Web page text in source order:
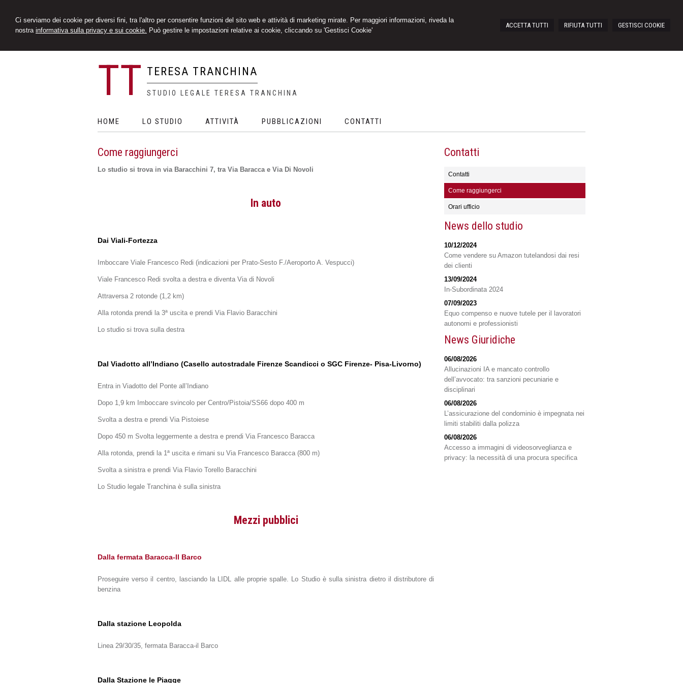
Ci serviamo dei cookie per diversi fini, tra l'altro per consentire funzioni del sito web e attività di marketing mirate. Per maggiori informazioni, riveda la
nostra informativa sulla privacy e sui cookie. Può gestire le impostazioni relative ai cookie, cliccando su 'Gestisci Cookie'
ACCETTA TUTTI RIFIUTA TUTTI GESTISCI COOKIE
TT TERESA TRANCHINA
STUDIO LEGALE TERESA TRANCHINA
HOME LO STUDIO ATTIVITÀ PUBBLICAZIONI CONTATTI
Come raggiungerci
Lo studio si trova in via Baracchini 7, tra Via Baracca e Via Di Novoli
In auto
Dai Viali-Fortezza
Imboccare Viale Francesco Redi (indicazioni per Prato-Sesto F./Aeroporto A. Vespucci)
Viale Francesco Redi svolta a destra e diventa Via di Novoli
Attraversa 2 rotonde (1,2 km)
Alla rotonda prendi la 3ª uscita e prendi Via Flavio Baracchini
Lo studio si trova sulla destra
Dal Viadotto all’Indiano (Casello autostradale Firenze Scandicci o SGC Firenze- Pisa-Livorno)
Entra in Viadotto del Ponte all’Indiano
Dopo 1,9 km Imboccare svincolo per Centro/Pistoia/SS66 dopo 400 m
Svolta a destra e prendi Via Pistoiese
Dopo 450 m Svolta leggermente a destra e prendi Via Francesco Baracca
Alla rotonda, prendi la 1ª uscita e rimani su Via Francesco Baracca (800 m)
Svolta a sinistra e prendi Via Flavio Torello Baracchini
Lo Studio legale Tranchina è sulla sinistra
Mezzi pubblici
Dalla fermata Baracca-Il Barco
Proseguire verso il centro, lasciando la LIDL alle proprie spalle. Lo Studio è sulla sinistra dietro il distributore di
benzina
Dalla stazione Leopolda
Linea 29/30/35, fermata Baracca-il Barco
Dalla Stazione le Piagge
Contatti
Contatti
Come raggiungerci
Orari ufficio
News dello studio
10/12/2024
Come vendere su Amazon tutelandosi dai resi
dei clienti
13/09/2024
In-Subordinata 2024
07/09/2023
Equo compenso e nuove tutele per il lavoratori
autonomi e professionisti
News Giuridiche
06/08/2026
Allucinazioni IA e mancato controllo
dell’avvocato: tra sanzioni pecuniarie e
disciplinari
06/08/2026
L’assicurazione del condominio è impegnata nei
limiti stabiliti dalla polizza
06/08/2026
Accesso a immagini di videosorveglianza e
privacy: la necessità di una procura specifica